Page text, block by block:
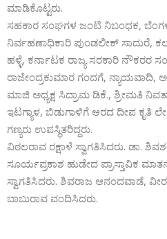
ಮಾಡಿಕೊಟ್ಟರು.
ಸಹಕಾರ ಸಂಘಗಳ ಜಂಟಿ ನಿಬಂಧಕ,
ನಿರ್ವಹಣಾಧಿಕಾರಿ ಪುಂಡಲೀಕ್ ಸಾದುರೆ,
ಹಳ್ಳೆ, ಕರ್ನಾಟಕ ರಾಜ್ಯ ಸರಕಾರಿ ನೌಕರರ
ರಾಜೇಂದ್ರಕುಮಾರ ಗಂದಗೆ,
ಮಾಜಿ ಅಧ್ಯಕ್ಷ ಸಿದ್ರಾಮ ಡಿಕೆ., ಶ್ರೀಮತಿ
ಇಟಗ್ಯಾಳ, ಬಿಡುಗಾಳಿಗೆ ಆರದ ದೀಪ ಕೃತಿ
ಗಣ್ಯರು ಉಪಸ್ಥಿತರಿದ್ದರು.
ವಿಠಲರಾವ ರಕ್ಷಾಳೆ ಸ್ವಾಗತಿಸಿದರು. ಡಾ.
ಸೂರ್ಯಪ್ರಕಾಶ ಹುಡೇದ ಪ್ರಾಸ್ತಾವಿಕ
ಸ್ವಾಗತಿಸಿದರು. ಶಿವರಾಜ ಆನಂದವಾಡೆ,
ಬಾಬುರಾವ ವಂದಿಸಿದರು.